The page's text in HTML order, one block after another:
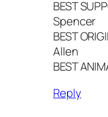
BEST
Spencer
BEST
Allen
BEST
Reply